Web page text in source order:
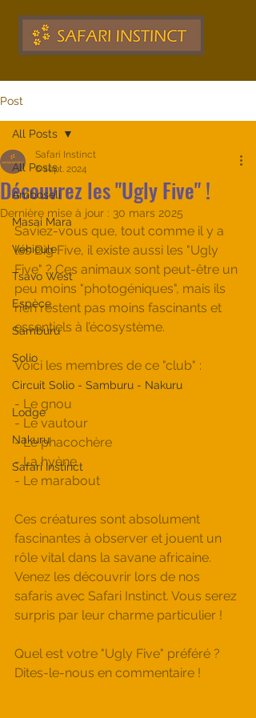
Post
All Posts
Amboseli
Masai Mara
Véhicule
Tsavo West
Espèce
Samburu
Solio
Circuit Solio - Samburu - Nakuru
Lodge
Nakuru
Safari Instinct
All Posts
Découvrez les "Ugly Five" !
Safari Instinct
6 sept. 2024
Dernière mise à jour : 30 mars 2025
Saviez-vous que, tout comme il y a
les Big Five, il existe aussi les "Ugly
Five" ? Ces animaux sont peut-être un
peu moins "photogéniques", mais ils
n’en restent pas moins fascinants et
essentiels à l’écosystème.
Voici les membres de ce "club" :
- Le gnou
- Le vautour
- Le phacochère
- La hyène
- Le marabout
Ces créatures sont absolument
fascinantes à observer et jouent un
rôle vital dans la savane africaine.
Venez les découvrir lors de nos
safaris avec Safari Instinct. Vous serez
surpris par leur charme particulier !
Quel est votre "Ugly Five" préféré ?
Dites-le-nous en commentaire !